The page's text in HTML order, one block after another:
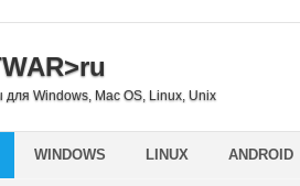
Windows, Mac OS, Linux, Unix
WINDOWS LINUX ANDROID